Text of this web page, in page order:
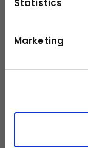
Marketing
Mit den